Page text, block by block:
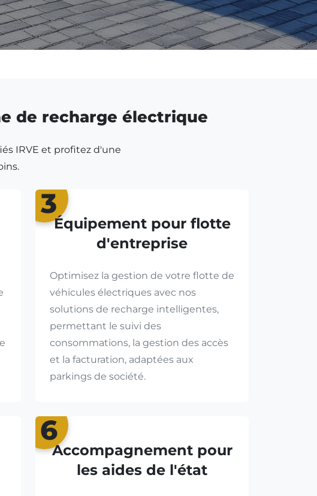
de recharge électrique
IRVE et profitez d'une
3
Équipement pour flotte
d'entreprise
Optimisez la gestion de votre flotte de
véhicules électriques avec nos
solutions de recharge intelligentes,
permettant le suivi des
consommations, la gestion des accès
et la facturation, adaptées aux
parkings de société.
6
Accompagnement pour
les aides de l'état